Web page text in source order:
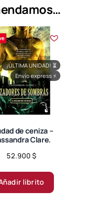
de ceniza –
Clare.
52.900 $
¡ÚLTIMA UNIDAD! ⏳
Envío express ⚡
librito